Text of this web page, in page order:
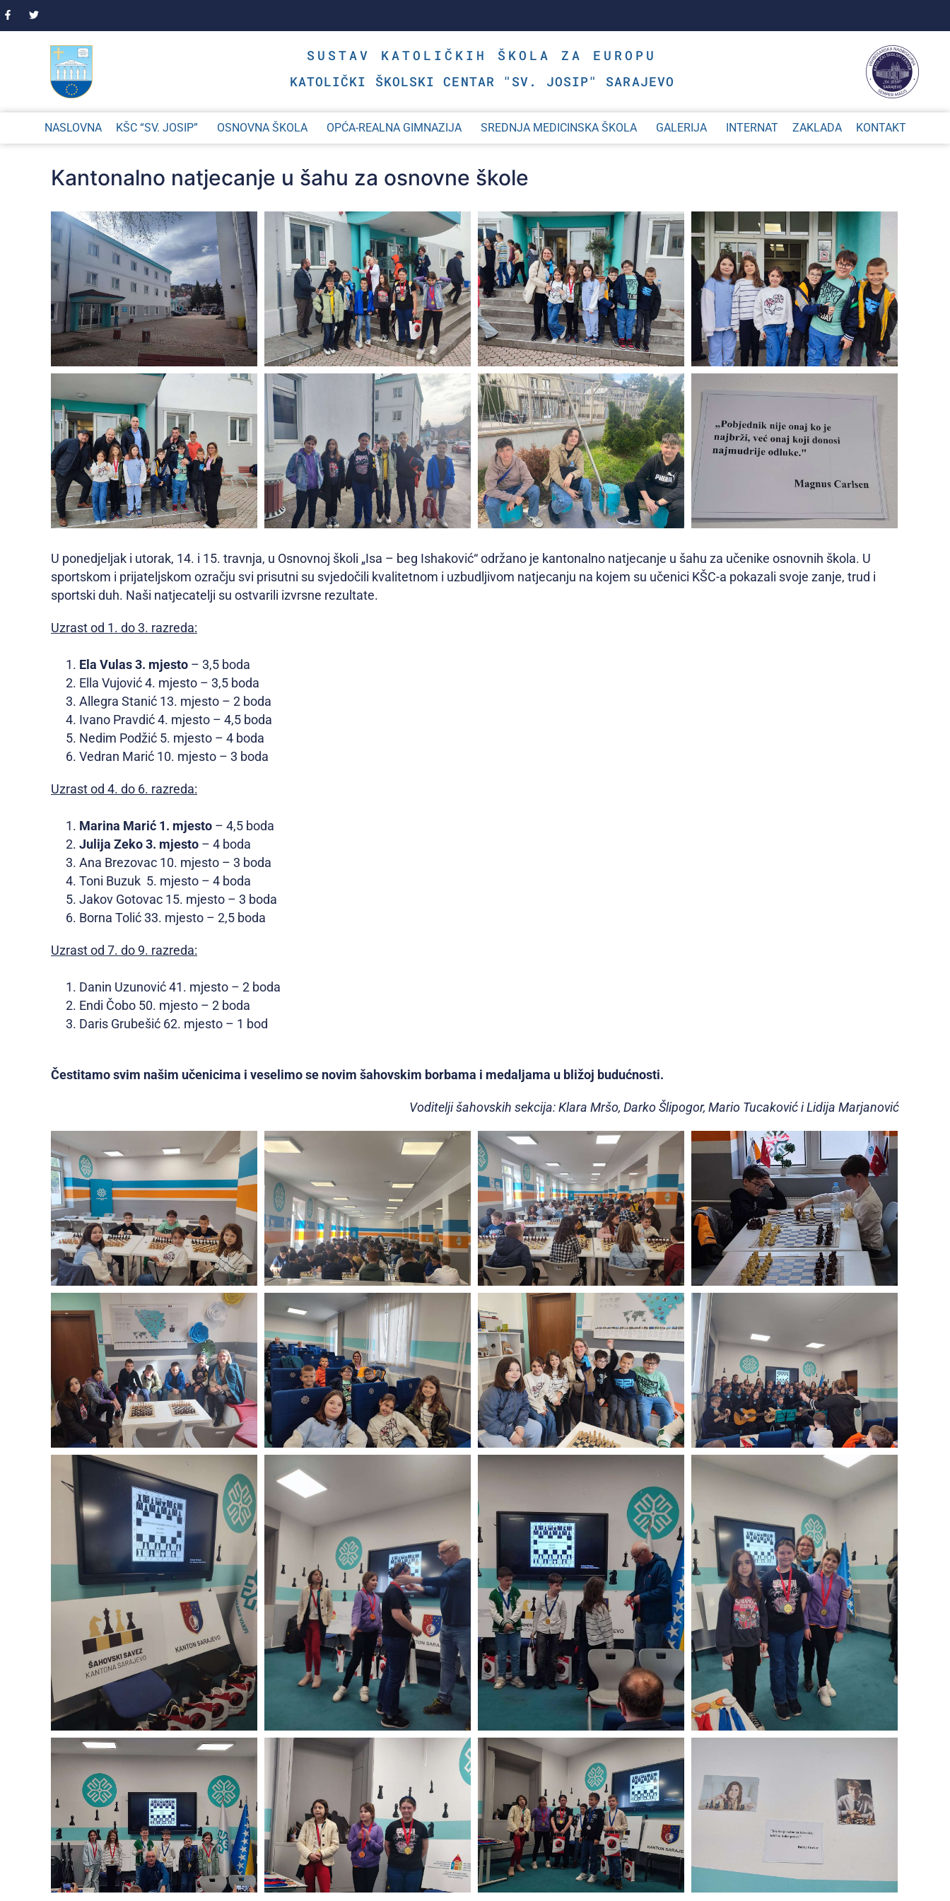
SUSTAV KATOLIČKIH ŠKOLA ZA EUROPU
KATOLIČKI ŠKOLSKI CENTAR "SV. JOSIP" SARAJEVO
NASLOVNA KŠC “SV. JOSIP” OSNOVNA ŠKOLA OPĆA-REALNA GIMNAZIJA SREDNJA MEDICINSKA ŠKOLA GALERIJA INTERNAT ZAKLADA KONTAKT
Kantonalno natjecanje u šahu za osnovne škole
U ponedjeljak i utorak, 14. i 15. travnja, u Osnovnoj školi „Isa – beg Ishaković“ održano je kantonalno natjecanje u šahu za učenike osnovnih škola. U
sportskom i prijateljskom ozračju svi prisutni su svjedočili kvalitetnom i uzbudljivom natjecanju na kojem su učenici KŠC-a pokazali svoje zanje, trud i
sportski duh. Naši natjecatelji su ostvarili izvrsne rezultate.
Uzrast od 1. do 3. razreda:
Ela Vulas 3. mjesto – 3,5 boda
Ella Vujović 4. mjesto – 3,5 boda
Allegra Stanić 13. mjesto – 2 boda
Ivano Pravdić 4. mjesto – 4,5 boda
Nedim Podžić 5. mjesto – 4 boda
Vedran Marić 10. mjesto – 3 boda
Uzrast od 4. do 6. razreda:
Marina Marić 1. mjesto – 4,5 boda
Julija Zeko 3. mjesto – 4 boda
Ana Brezovac 10. mjesto – 3 boda
Toni Buzuk 5. mjesto – 4 boda
Jakov Gotovac 15. mjesto – 3 boda
Borna Tolić 33. mjesto – 2,5 boda
Uzrast od 7. do 9. razreda:
Danin Uzunović 41. mjesto – 2 boda
Endi Čobo 50. mjesto – 2 boda
Daris Grubešić 62. mjesto – 1 bod
Čestitamo svim našim učenicima i veselimo se novim šahovskim borbama i medaljama u bližoj budućnosti.
Voditelji šahovskih sekcija: Klara Mršo, Darko Šlipogor, Mario Tucaković i Lidija Marjanović